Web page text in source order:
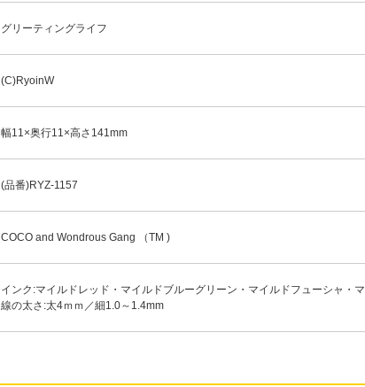
グリーティングライフ
(C)RyoinW
幅11×奥行11×高さ141mm
(品番)RYZ-1157
COCO and Wondrous Gang （TM )
インク:マイルドレッド・マイルドブルーグリーン・マイルドフューシャ・
線の太さ:太4ｍｍ／細1.0～1.4mm